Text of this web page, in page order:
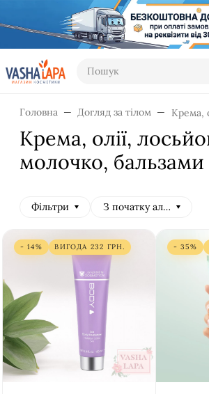
Пошук
Головна Догляд за тілом Крема,
Крема, олії,
молочко, бальзами
Фільтри З початку алфавіту
- 14% ВИГОДА 232 ГРН. - 35%